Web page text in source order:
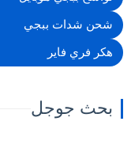
شحن شدات ببجي
هكر فري فاير
بحث جوجل